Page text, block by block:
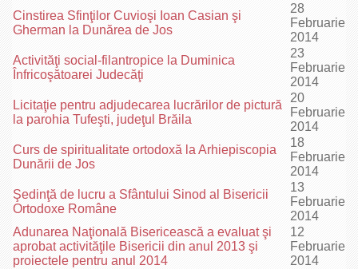
Cinstirea Sfinţilor Cuvioşi Ioan Casian şi
Gherman la Dunărea de Jos
28
Februarie
2014
Activităţi social-filantropice la Duminica
Înfricoşătoarei Judecăţi
23
Februarie
2014
Licitaţie pentru adjudecarea lucrărilor de pictură
la parohia Tufeşti, judeţul Brăila
20
Februarie
2014
Curs de spiritualitate ortodoxă la Arhiepiscopia
Dunării de Jos
18
Februarie
2014
Şedinţă de lucru a Sfântului Sinod al Bisericii
Ortodoxe Române
13
Februarie
2014
Adunarea Naţională Bisericească a evaluat şi
aprobat activităţile Bisericii din anul 2013 şi
proiectele pentru anul 2014
12
Februarie
2014